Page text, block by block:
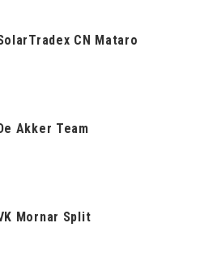
CN Mataro
Akker Team
Mornar Split